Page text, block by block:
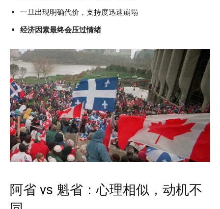
一旦出现明确代价，支持度迅速崩塌
经济因素最终会压过情绪
阿省 vs 魁省：心理相似，动机不